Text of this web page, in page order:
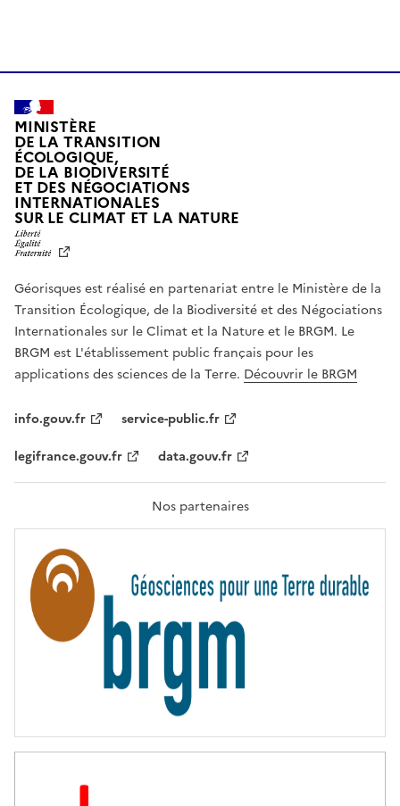
MINISTÈRE
DE LA TRANSITION
ÉCOLOGIQUE,
DE LA BIODIVERSITÉ
ET DES NÉGOCIATIONS
INTERNATIONALES
SUR LE CLIMAT ET LA NATUREL
T
É
,
É
G
A
L
F
A
T
R
T
É
Géorisques est réalisé en partenariat entre le Ministère de la
Transition Écologique, de la Biodiversité et des Négociations
Internationales sur le Climat et la Nature et le BRGM. Le
BRGM est L'établissement public français pour les
applications des sciences de la Terre. Découvrir le BRGM
info.gouv.fr
service-public.fr
legifrance.gouv.fr
data.gouv.fr
Nos partenaires